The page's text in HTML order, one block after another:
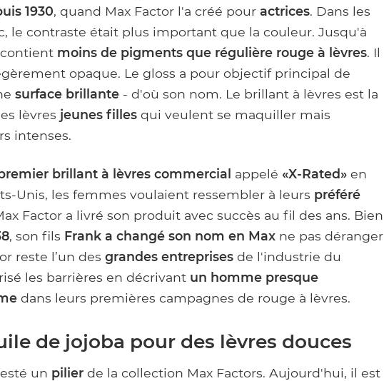
1930, quand Max Factor l'a créé pour actrices. Dans les
le contraste était plus important que la couleur. Jusqu'à
moins de pigments que régulière rouge à lèvres. Il
opaque. Le gloss a pour objectif principal de
surface brillante - d'où son nom. Le brillant à lèvres est la
lèvres jeunes filles qui veulent se maquiller mais
intenses.
brillant à lèvres commercial appelé «X-Rated» en
Unis, les femmes voulaient ressembler à leurs préféré
Factor a livré son produit avec succès au fil des ans. Bien
, son fils Frank a changé son nom en Max ne pas déranger
reste l’un des grandes entreprises de l'industrie du
les barrières en décrivant un homme presque
dans leurs premières campagnes de rouge à lèvres.
de jojoba pour des lèvres douces
un pilier de la collection Max Factors. Aujourd'hui, il est